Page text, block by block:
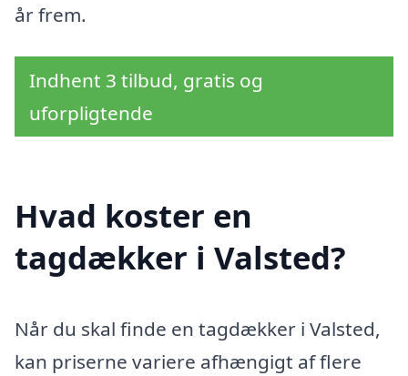
år frem.
Indhent 3 tilbud, gratis og
uforpligtende
Hvad koster en
tagdækker i Valsted?
Når du skal finde en tagdækker i Valsted,
kan priserne variere afhængigt af flere